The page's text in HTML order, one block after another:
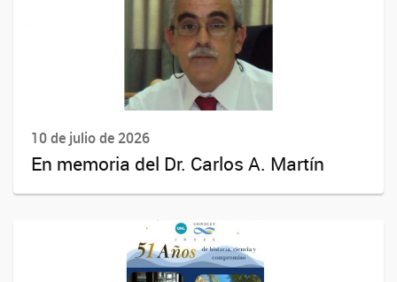
10 de julio de 2026
En memoria del Dr. Carlos A. Martín